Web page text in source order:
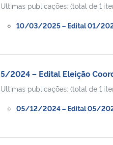
Ultimas publicações: (total de 1
10/03/2025 – Edital 01/
5/2024 – Edital Eleição
Ultimas publicações: (total de 1
05/12/2024 – Edital 05/